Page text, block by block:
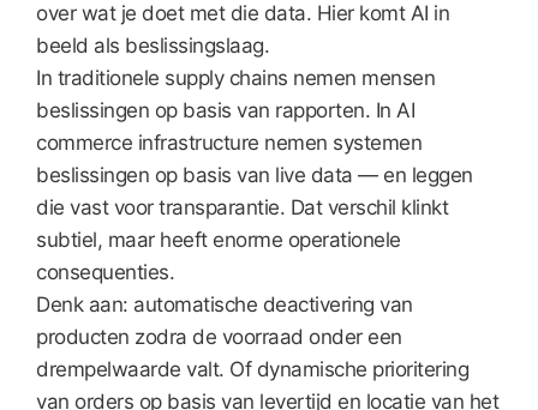
over wat je doet met die data. Hier komt AI in
beeld als beslissingslaag.
In traditionele supply chains nemen mensen
beslissingen op basis van rapporten. In AI
commerce infrastructure nemen systemen
beslissingen op basis van live data — en leggen
die vast voor transparantie. Dat verschil klinkt
subtiel, maar heeft enorme operationele
consequenties.
Denk aan: automatische deactivering van
producten zodra de voorraad onder een
drempelwaarde valt. Of dynamische prioritering
van orders op basis van levertijd en locatie van het